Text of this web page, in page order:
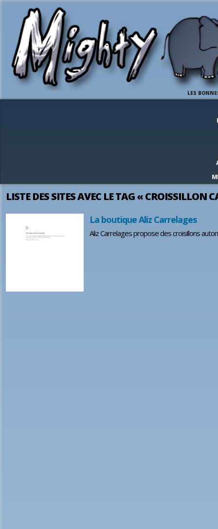
LES
LISTE DES SITES AVEC LE TAG « CROISSILLON
La boutique Aliz Carrelages
Aliz Carrelages propose des croisillons